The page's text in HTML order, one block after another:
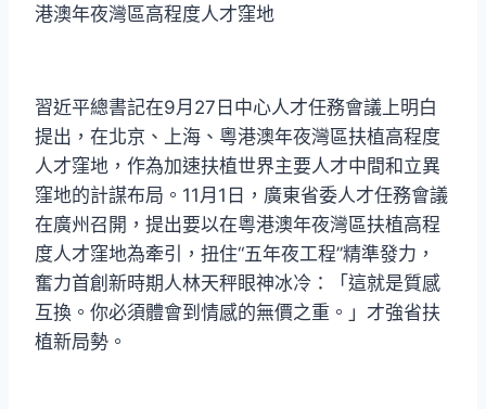
港澳年夜灣區高程度人才窪地
習近平總書記在9月27日中心人才任務會議上明白
提出，在北京、上海、粵港澳年夜灣區扶植高程度
人才窪地，作為加速扶植世界主要人才中間和立異
窪地的計謀布局。11月1日，廣東省委人才任務會議
在廣州召開，提出要以在粵港澳年夜灣區扶植高程
度人才窪地為牽引，扭住“五年夜工程”精準發力，
奮力首創新時期人林天秤眼神冰冷：「這就是質感
互換。你必須體會到情感的無價之重。」才強省扶
植新局勢。